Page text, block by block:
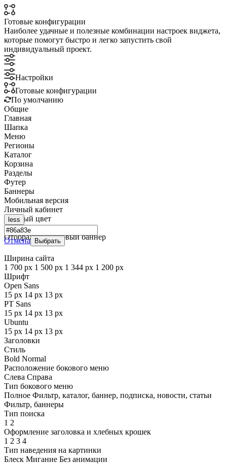
Готовые конфигурации
Наиболее удачные и полезные комбинации настроек виджета,
которые помогут быстро и легко запустить свой
индивидуальный проект.
Настройки
Готовые конфигурации
По умолчанию
Общие
Главная
Шапка
Меню
Регионы
Каталог
Корзина
Разделы
Футер
Баннеры
Мобильная версия
Личный кабинет
Базовый цвет
▼
less
Отмена Выбрать
Отображать фоновый баннер
Ширина сайта
1 700 px 1 500 px 1 344 px 1 200 px
Шрифт
Open Sans
15 px 14 px 13 px
PT Sans
15 px 14 px 13 px
Ubuntu
15 px 14 px 13 px
Заголовки
Стиль
Bold Normal
Расположение бокового меню
Слева Справа
Тип бокового меню
Полное Фильтр, каталог, баннер, подписка, новости, статьи
Фильтр, баннеры
Тип поиска
1 2
Оформление заголовка и хлебных крошек
1 2 3 4
Тип наведения на картинки
Блеск Мигание Без анимации